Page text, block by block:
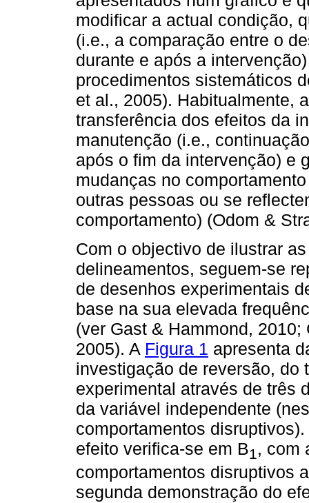
modificar a actual condição,
(i.e., a comparação entre o
durante e após a
procedimentos sistemáticos
et al., 2005). Habitualmente,
transferência dos efeitos da
manutenção (i.e.,
após o fim da intervenção) e
mudanças no
outras pessoas ou se
comportamento) (Odom &
Com o objectivo de ilustrar
delineamentos, seguem-se
de desenhos experimentais
base na sua elevada
(ver Gast & Hammond,
2005). A Figura 1 apresenta
investigação de reversão, do
experimental através de três
da variável independente
comportamentos
efeito verifica-se em B1, com
comportamentos disruptivos
segunda demonstração do